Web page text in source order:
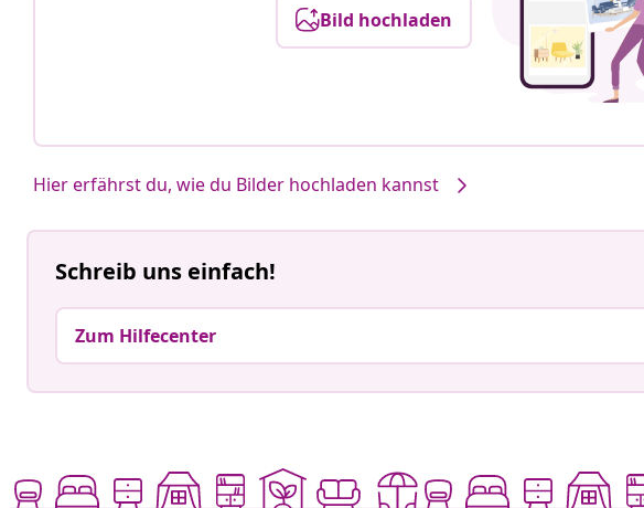
Bild hochladen
Hier erfährst du, wie du Bilder hochladen kannst
Schreib uns einfach!
Zum Hilfecenter